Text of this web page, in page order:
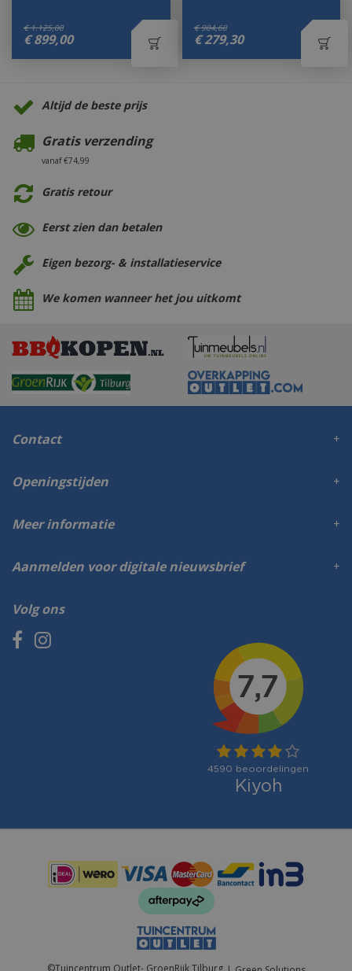
€ 1.125,00
€ 899,00
€ 904,60
€ 279,30
Altijd de beste prijs
Gratis verzending
vanaf €74,99
Gratis retour
Eerst zien dan betalen
Eigen bezorg- & installatieservice
We komen wanneer het jou uitkomt
Contact
Volg ons
Openingstijden
Meer informatie
Aanmelden voor digitale nieuwsbrief